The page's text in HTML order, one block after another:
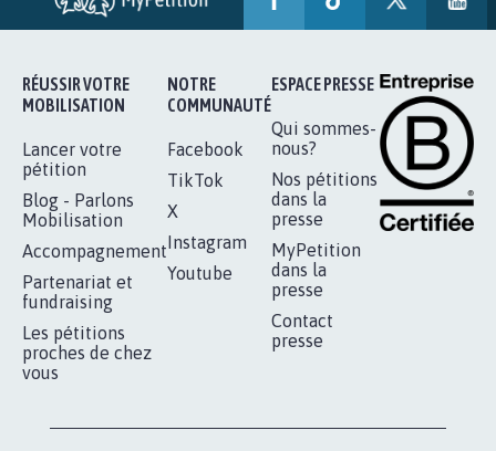
RÉUSSIR VOTRE
MOBILISATION
Lancer votre
pétition
Blog - Parlons
Mobilisation
Accompagnement
Partenariat et
fundraising
Les pétitions
proches de chez
vous
NOTRE
COMMUNAUTÉ
Facebook
TikTok
X
Instagram
Youtube
ESPACE PRESSE
Qui sommes-
nous?
Nos pétitions
dans la
presse
MyPetition
dans la
presse
Contact
presse